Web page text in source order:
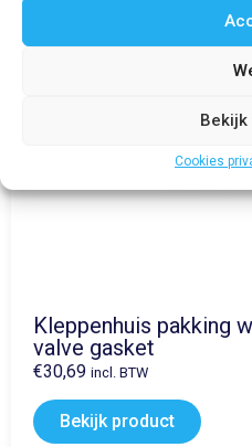
Bekijk
Cookies
Kleppenhuis pakking
valve gasket
€30,69 incl. BTW
Bekijk product